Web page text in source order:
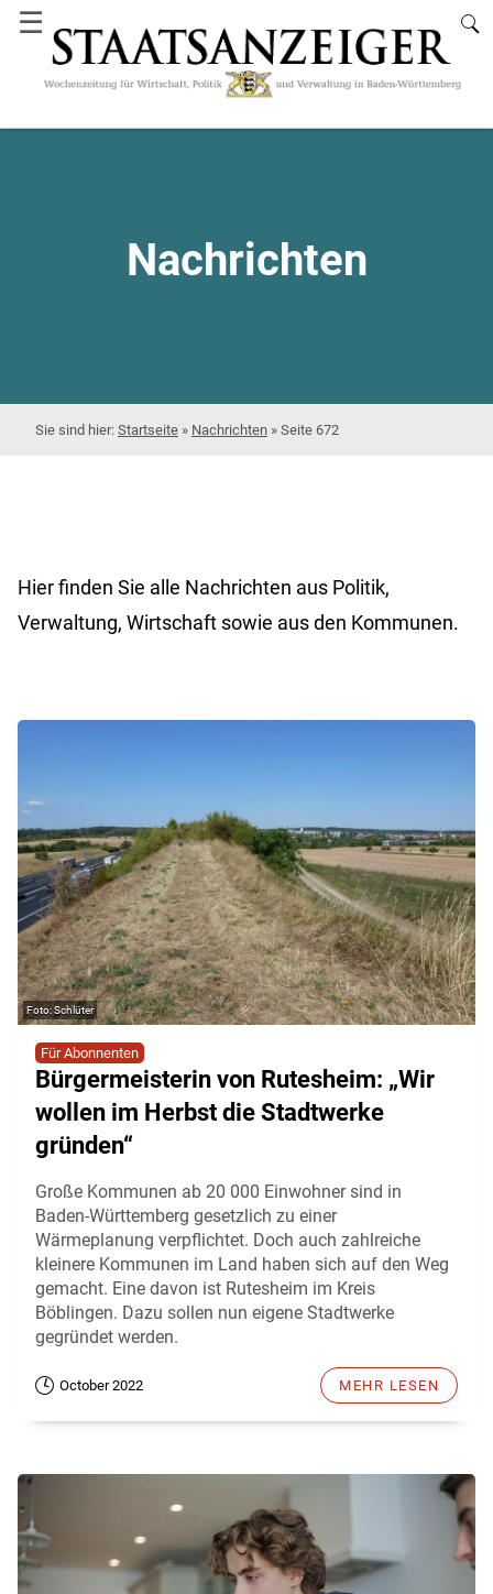
☰
Nachrichten
Startseite » Nachrichten » Seite 672
Hier finden Sie alle Nachrichten aus Politik,
Verwaltung, Wirtschaft sowie aus den Kommunen.
Schlüter
Für Abonnenten
Bürgermeisterin von Rutesheim: „Wir
wollen im Herbst die Stadtwerke
gründen“
Große Kommunen ab 20 000 Einwohner sind in
Baden-Württemberg gesetzlich zu einer
Wärmeplanung verpflichtet. Doch auch zahlreiche
kleinere Kommunen im Land haben sich auf den Weg
gemacht. Eine davon ist Rutesheim im Kreis
Böblingen. Dazu sollen nun eigene Stadtwerke
gegründet werden.
October 2022 MEHR LESEN